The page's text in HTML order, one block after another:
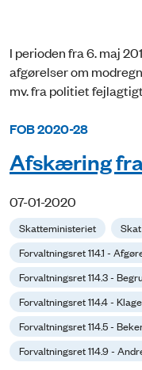
I perioden fra 6. maj
afgørelser om
mv. fra politiet
FOB 2020-28
Afskæring
07-01-2020
Skatteministeriet
Skat
Forvaltningsret 114.1 -
Forvaltningsret 114.3 -
Forvaltningsret 114.4 -
Forvaltningsret 114.5 -
Forvaltningsret 114.9 -